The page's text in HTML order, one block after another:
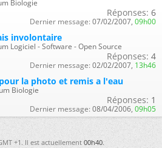
Biologie
Réponses: 6
Dernier message: 07/02/2007, 09h00
involontaire
Logiciel - Software - Open Source
Réponses: 4
Dernier message: 02/02/2007, 13h46
la photo et remis a l'eau
Biologie
Réponses: 1
Dernier message: 08/04/2006, 09h05
+1. Il est actuellement00h40.